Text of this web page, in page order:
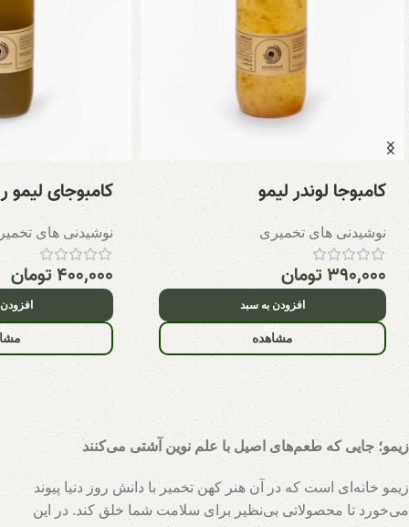
کامبوجا لوندر لیمو
نوشیدنی های تخمیری
۳۹۰,۰۰۰تومان
افزودن به سبد
مشاهده
کامبوجای لیمو
نوشیدنی های
۴۰۰,۰۰۰تومان
زیمو؛ جایی که طعم‌های اصیل با علم نوین آشتی می‌کنند
زیمو خانه‌ای است که در آن هنر کهن تخمیر با دانش روز دنیا پیوند
می‌خورد تا محصولاتی بی‌نظیر برای سلامت شما خلق کند. در این